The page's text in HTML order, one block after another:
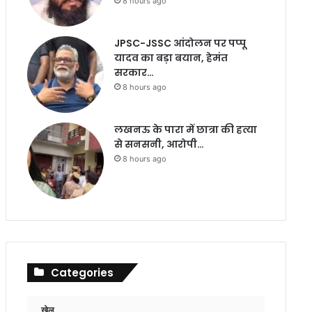
JPSC-JSSC आंदोलन पर पप्पू
यादव का बड़ा बयान, हेमंत
सरकार…
8 hours ago
लखनऊ के पारा में छात्रा की हत्या
से सनसनी, आरोपी…
8 hours ago
Categories